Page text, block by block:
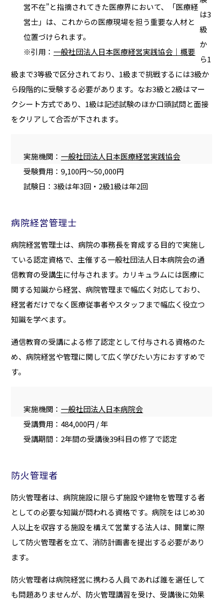
営不在”と指摘されてきた医療界において、「医療経
営士」は、これからの医療現場を担う重要な人材と
位置づけられます。
※引用： 一般社団法人日本医療経営実践協会｜概要
は3
級
か
ら1
級まで3等級で区分されており、1級まで挑戦するには3級か
ら段階的に受験する必要があります。なお3級と2級はマー
クシート方式であり、1級は記述試験のほか口頭試問と面接
をクリアして合否が下されます。
実施機関： 一般社団法人日本医療経営実践協会
受験費用：9,100円〜50,000円
試験日：3級は年3回・2級1級は年2回
病院経営管理士
病院経営管理士は、病院の事務長を育成する目的で実施し
ている認定資格で、主催する一般社団法人日本病院会の通
信教育の受講生に付与されます。カリキュラムには医療に
関する知識から経営、病院管理まで幅広く対応しており、
経営者だけでなく医療従事者やスタッフまで幅広く役立つ
知識を学べます。
通信教育の受講による修了認定として付与される資格のた
め、病院経営や管理に関して広く学びたい方におすすめで
す。
実施機関： 一般社団法人日本病院会
受講費用：484,000円 / 年
受講期間：2年間の受講後39科目の修了で認定
防火管理者
防火管理者は、病院施設に限らず施設や建物を管理する者
としての必要な知識が問われる資格です。病院をはじめ30
人以上を収容する施設を構えて営業する法人は、開業に際
して防火管理者を立て、消防計画書を提出する必要があり
ます。
防火管理者は病院経営に携わる人員であれば誰を選任して
も問題ありませんが、防火管理講習を受け、受講後に効果